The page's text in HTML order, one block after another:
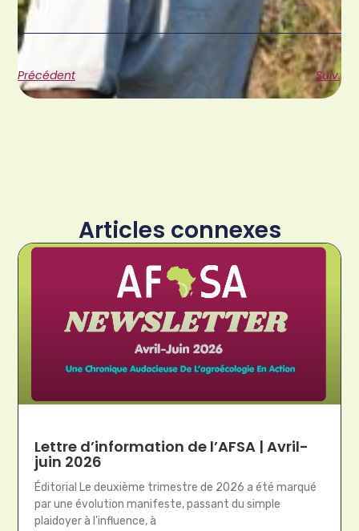
Précédent Suiv.
Articles connexes
Lettre d’information de l’AFSA | Avril-
juin 2026
Éditorial Le deuxième trimestre de 2026 a été marqué
par une évolution manifeste, passant du simple
plaidoyer à l’influence, à